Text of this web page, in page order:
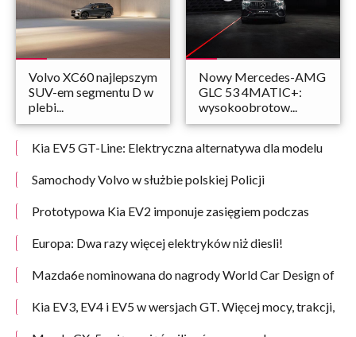
Volvo XC60 najlepszym
SUV-em segmentu D w
plebi...
Nowy Mercedes-AMG
GLC 53 4MATIC+:
wysokoobrotow...
Kia EV5 GT-Line: Elektryczna alternatywa dla modelu
Samochody Volvo w służbie polskiej Policji
Prototypowa Kia EV2 imponuje zasięgiem podczas
warunkach zimowych
Europa: Dwa razy więcej elektryków niż diesli!
Mazda6e nominowana do nagrody World Car Design of
Kia EV3, EV4 i EV5 w wersjach GT. Więcej mocy, trakcji,